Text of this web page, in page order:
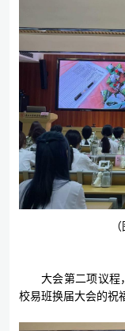
大会第二项议程
校易班换届大会的祝